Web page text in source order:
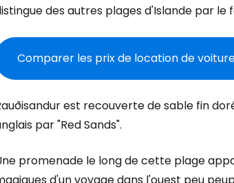
des autres plages d'Islande par
Comparer les prix de location de
est recouverte de sable fin
par "Red Sands".
promenade le long de cette plage